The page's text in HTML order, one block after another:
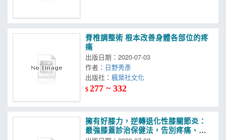
脊椎調整術 根本改善身體各部位的疼
痛
出版日期：2020-07-03
作者： 日野秀彥
出版社：
$277 ~ 332
擁有好膝力，逆轉退化性膝關節炎：
最強膝蓋診治保健法，告別疼痛、找